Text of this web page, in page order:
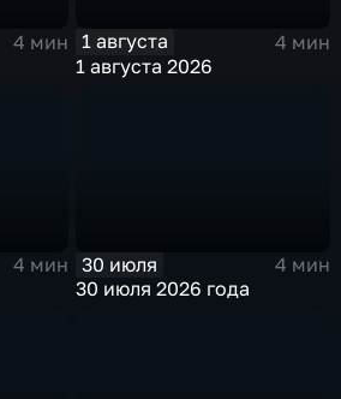
4 мин
1 августа
4 мин
1 августа 2026
4 мин
30 июля
4 мин
30 июля 2026 года